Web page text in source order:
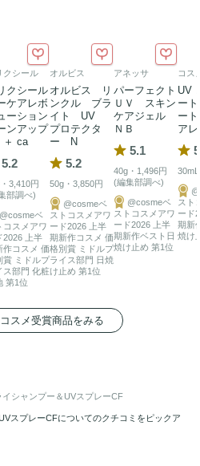
クシール
クシール
ケアレボ
ーション
ンアップ
＋ ca
5.2
3,410円
部調べ)
@cosmeベ
コスメアワ
2026 上半
作コスメ 価
賞 ミドルプ
ス部門 化粧
第1位
オルビス
オルビス リ
ンクル ブラ
イト UV
プロテクタ
ー N
5.2
50g・3,850円
@cosmeベ
ストコスメアワ
ード2026 上半
期新作コスメ 価
格別賞 ミドルプ
ライス部門 日焼
け止め 第1位
アネッサ
パーフェクト
ＵＶ スキン
ケアジェル
ＮＢ
5.1
40g・1,496円
(編集部調べ)
@cosmeベ
ストコスメアワ
ード2026 上半
期新作ベスト日
焼け止め 第1位
コス
UV
ー
ー
ア
スト
ード
期新
焼け
スメ受賞商品をみる
シャンプー＆UVスプレーCF
スプレーCFについてのクチコミをピックア